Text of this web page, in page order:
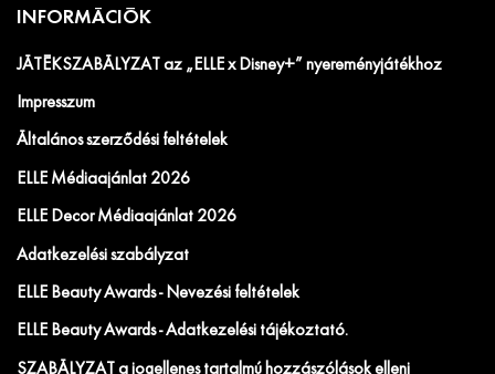
INFORMÁCIÓK
JÁTÉKSZABÁLYZAT az „ELLE x Disney+” nyereményjátékhoz
Impresszum
Általános szerződési feltételek
ELLE Médiaajánlat 2026
ELLE Decor Médiaajánlat 2026
Adatkezelési szabályzat
ELLE Beauty Awards - Nevezési feltételek
ELLE Beauty Awards - Adatkezelési tájékoztató.
SZABÁLYZAT a jogellenes tartalmú hozzászólások elleni